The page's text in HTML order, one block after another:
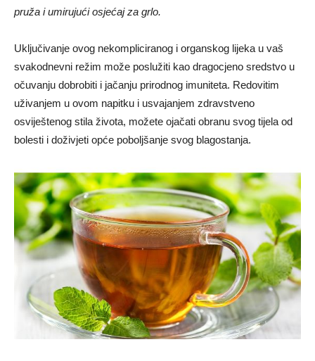
pruža i umirujući osjećaj za grlo.
Uključivanje ovog nekompliciranog i organskog lijeka u vaš
svakodnevni režim može poslužiti kao dragocjeno sredstvo u
očuvanju dobrobiti i jačanju prirodnog imuniteta. Redovitim
uživanjem u ovom napitku i usvajanjem zdravstveno
osviještenog stila života, možete ojačati obranu svog tijela od
bolesti i doživjeti opće poboljšanje svog blagostanja.